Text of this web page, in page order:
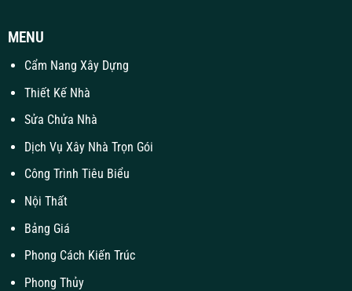
MENU
Cẩm Nang Xây Dựng
Thiết Kế Nhà
Sửa Chửa Nhà
Dịch Vụ Xây Nhà Trọn Gói
Công Trình Tiêu Biểu
Nội Thất
Bảng Giá
Phong Cách Kiến Trúc
Phong Thủy